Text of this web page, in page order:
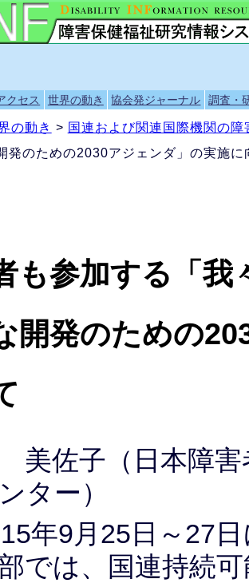
クセス 世界の動き 協会発ジャーナル 調査・
の動き > 国連および関連国際機関の
発のための2030アジェンダ」の実施に
も参加する「我
開発のための
美佐子（日本障害
ター）
年9月25日～27
では、国連持続